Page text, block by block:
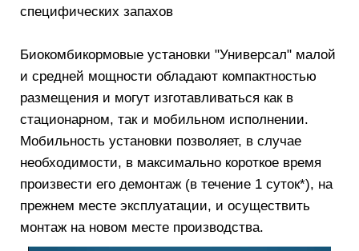
специфических запахов
Биокомбикормовые установки "Универсал" малой
и средней мощности обладают компактностью
размещения и могут изготавливаться как в
стационарном, так и мобильном исполнении.
Мобильность установки позволяет, в случае
необходимости, в максимально короткое время
произвести его демонтаж (в течение 1 суток*), на
прежнем месте эксплуатации, и осуществить
монтаж на новом месте производства.